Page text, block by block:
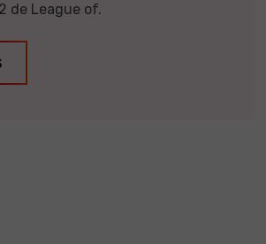
de League of.